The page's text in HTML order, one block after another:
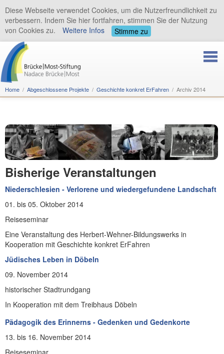
Home Abgeschlossene Projekte Geschichte konkret ErFahren Archiv 2014
Bisherige Veranstaltungen
Niederschlesien - Verlorene und wiedergefundene Landschaft
01. bis 05. Oktober 2014
Reiseseminar
Eine Veranstaltung des Herbert-Wehner-Bildungswerks in
Kooperation mit Geschichte konkret ErFahren
Jüdisches Leben in Döbeln
09. November 2014
historischer Stadtrundgang
In Kooperation mit dem Treibhaus Döbeln
Pädagogik des Erinnerns - Gedenken und Gedenkorte
13. bis 16. November 2014
Reiseseminar
Diese Webseite verwendet Cookies, um die Nutzerfreundlichkeit zu
verbessern. Indem Sie hier fortfahren, stimmen Sie der Nutzung
von Cookies zu.
Weitere Infos Stimme zu